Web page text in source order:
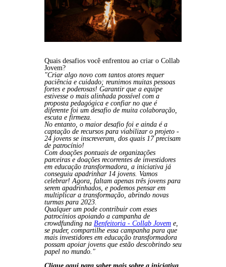
Quais desafios você enfrentou ao criar o Collab
Jovem?
"Criar algo novo com tantos atores requer
paciência e cuidado; reunimos muitas pessoas
fortes e poderosas! Garantir que a equipe
estivesse o mais alinhada possível com a
proposta pedagógica e confiar no que é
diferente foi um desafio de muita colaboração,
escuta e firmeza.
No entanto, o maior desafio foi e ainda é a
captação de recursos para viabilizar o projeto -
24 jovens se inscreveram, dos quais 17 precisam
de patrocínio!
Com doações pontuais de organizações
parceiras e doações recorrentes de investidores
em educação transformadora, a iniciativa já
conseguiu apadrinhar 14 jovens. Vamos
celebrar! Agora, faltam apenas três jovens para
serem apadrinhados, e podemos pensar em
multiplicar a transformação, abrindo novas
turmas para 2023.
Qualquer um pode contribuir com esses
patrocínios apoiando a campanha de
crowdfunding na Benfeitoria - Collab Jovem e,
se puder, compartilhe essa campanha para que
mais investidores em educação transformadora
possam apoiar jovens que estão descobrindo seu
papel no mundo."